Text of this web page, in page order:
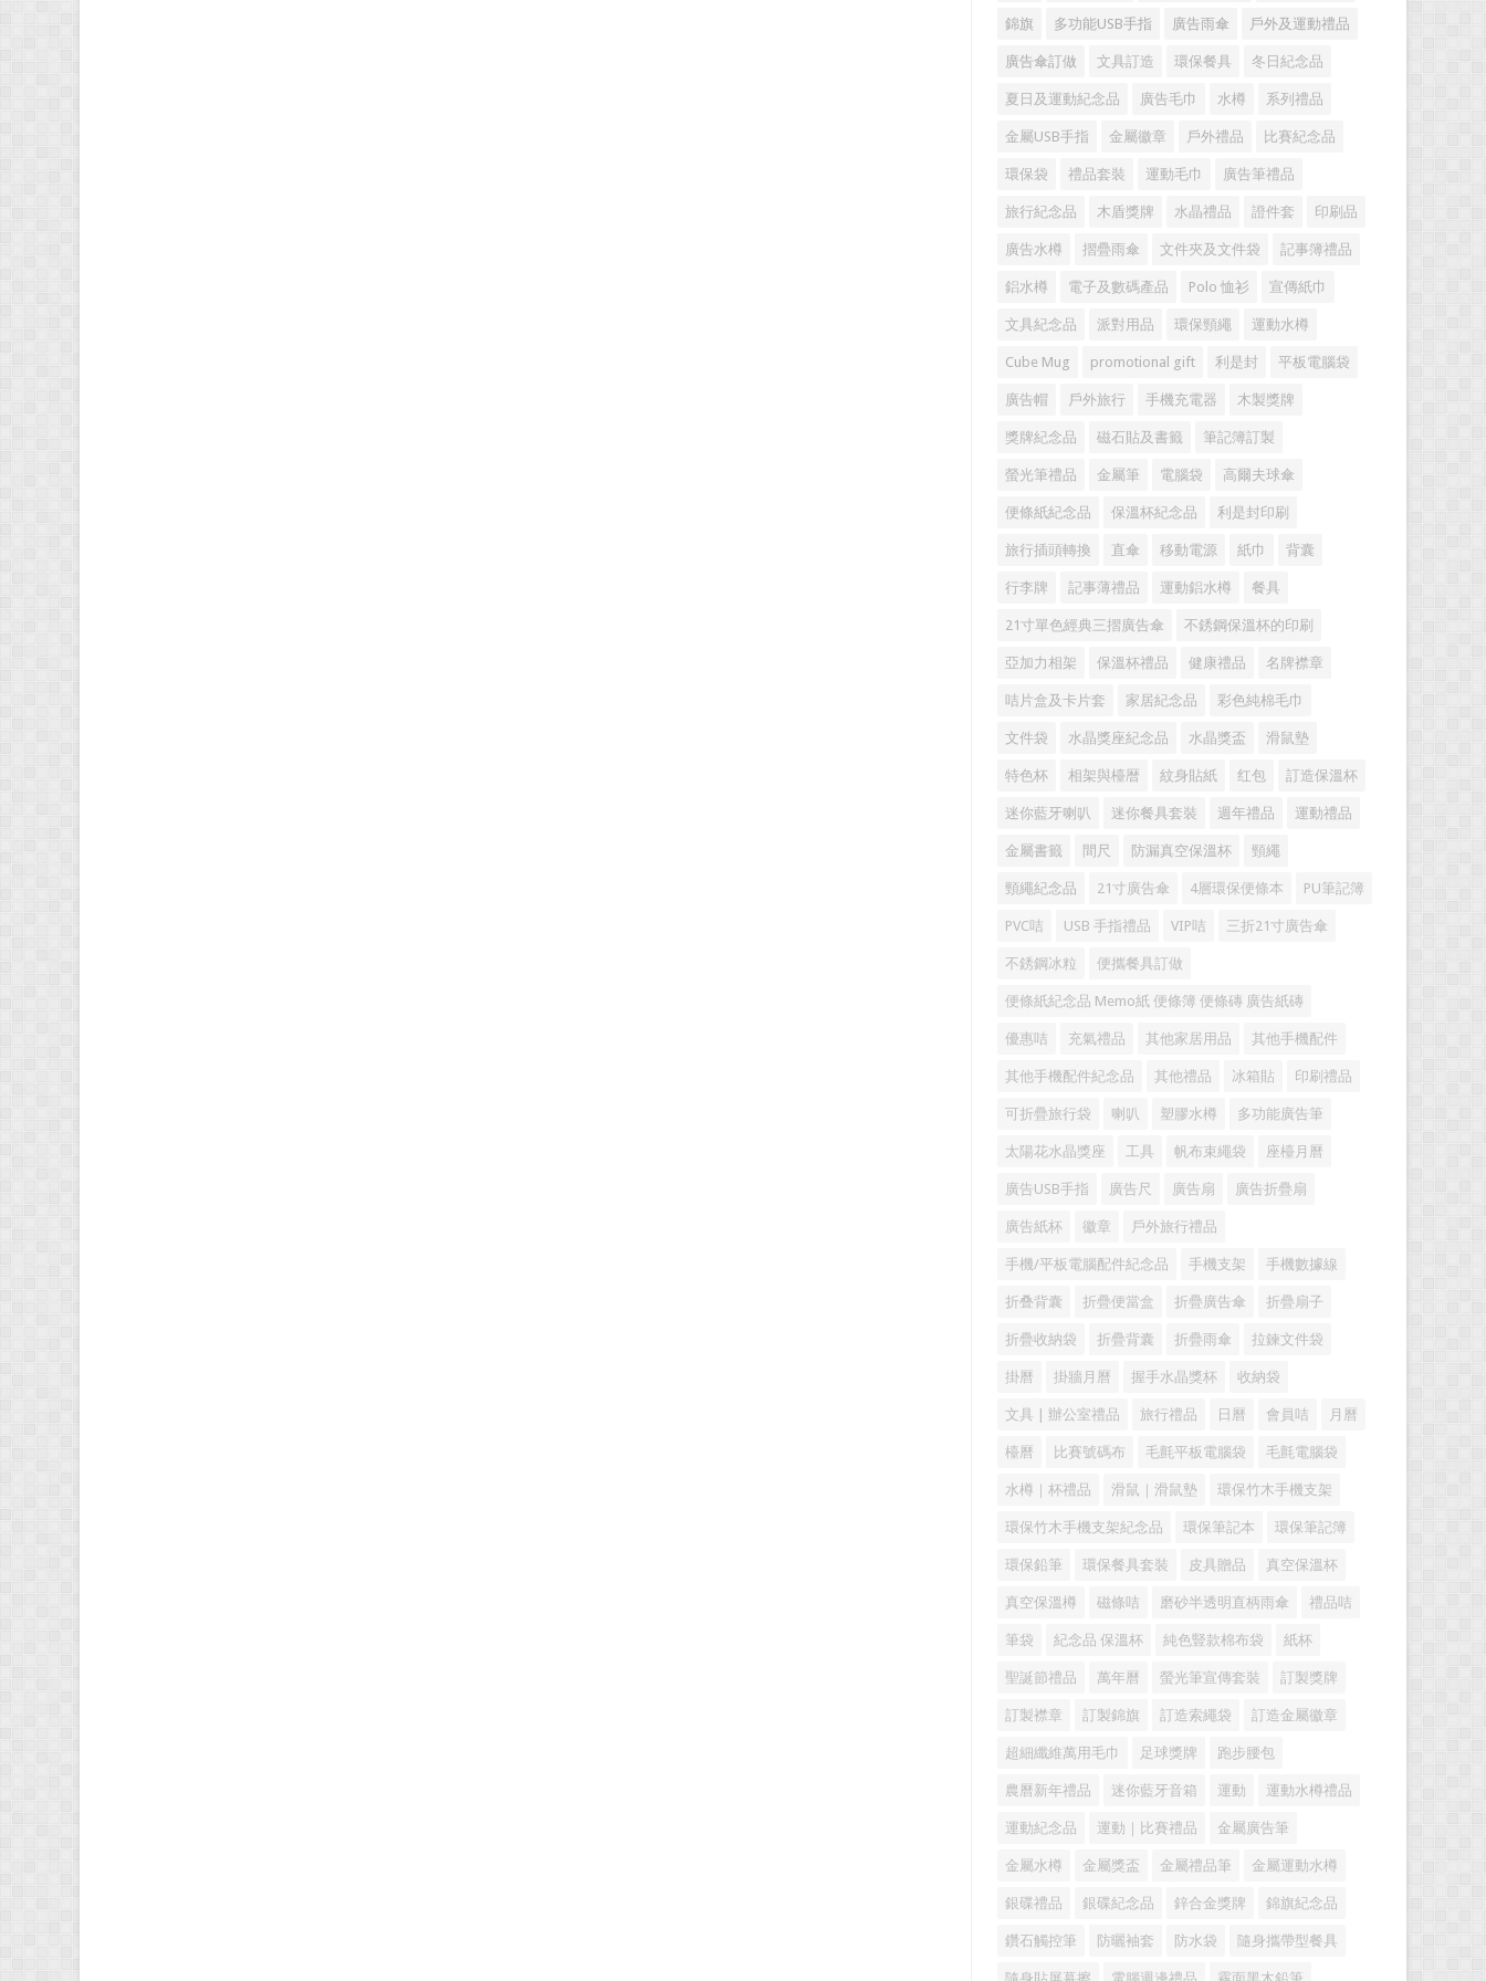
錦旗 多功能USB手指 廣告雨傘 戶外及運動禮品
廣告傘訂做 文具訂造 環保餐具 冬日紀念品
夏日及運動紀念品 廣告毛巾 水樽 系列禮品
金屬USB手指 金屬徽章 戶外禮品 比賽紀念品
環保袋 禮品套裝 運動毛巾 廣告筆禮品
旅行紀念品 木盾獎牌 水晶禮品 證件套 印刷品
廣告水樽 摺疊雨傘 文件夾及文件袋 記事簿禮品
鋁水樽 電子及數碼產品 Polo 恤衫 宣傳紙巾
文具紀念品 派對用品 環保頸繩 運動水樽
Cube Mug promotional gift 利是封 平板電腦袋
廣告帽 戶外旅行 手機充電器 木製獎牌
獎牌紀念品 磁石貼及書籤 筆記簿訂製
螢光筆禮品 金屬筆 電腦袋 高爾夫球傘
便條紙紀念品 保溫杯紀念品 利是封印刷
旅行插頭轉換 直傘 移動電源 紙巾 背囊
行李牌 記事薄禮品 運動鋁水樽 餐具
21寸單色經典三摺廣告傘 不銹鋼保溫杯的印刷
亞加力相架 保溫杯禮品 健康禮品 名牌襟章
咭片盒及卡片套 家居紀念品 彩色純棉毛巾
文件袋 水晶獎座紀念品 水晶獎盃 滑鼠墊
特色杯 相架與檯暦 紋身貼紙 红包 訂造保溫杯
迷你藍牙喇叭 迷你餐具套裝 週年禮品 運動禮品
金屬書籤 間尺 防漏真空保溫杯 頸繩
頸繩紀念品 21寸廣告傘 4層環保便條本 PU筆記簿
PVC咭 USB 手指禮品 VIP咭 三折21寸廣告傘
不銹鋼冰粒 便攜餐具訂做
便條紙紀念品 Memo紙 便條簿 便條磚 廣告紙磚
優惠咭 充氣禮品 其他家居用品 其他手機配件
其他手機配件紀念品 其他禮品 冰箱貼 印刷禮品
可折疊旅行袋 喇叭 塑膠水樽 多功能廣告筆
太陽花水晶獎座 工具 帆布束繩袋 座檯月曆
廣告USB手指 廣告尺 廣告扇 廣告折疊扇
廣告紙杯 徽章 戶外旅行禮品
手機/平板電腦配件紀念品 手機支架 手機數據線
折叠背囊 折疊便當盒 折疊廣告傘 折疊扇子
折疊收納袋 折疊背囊 折疊雨傘 拉鍊文件袋
掛曆 掛牆月曆 握手水晶獎杯 收納袋
文具 | 辦公室禮品 旅行禮品 日曆 會員咭 月曆
檯曆 比賽號碼布 毛氈平板電腦袋 毛氈電腦袋
水樽｜杯禮品 滑鼠｜滑鼠墊 環保竹木手機支架
環保竹木手機支架紀念品 環保筆記本 環保筆記簿
環保鉛筆 環保餐具套裝 皮具贈品 真空保溫杯
真空保溫樽 磁條咭 磨砂半透明直柄雨傘 禮品咭
筆袋 紀念品 保溫杯 純色豎款棉布袋 紙杯
聖誕節禮品 萬年曆 螢光筆宣傳套裝 訂製獎牌
訂製襟章 訂製錦旗 訂造索繩袋 訂造金屬徽章
超細纖維萬用毛巾 足球獎牌 跑步腰包
農曆新年禮品 迷你藍牙音箱 運動 運動水樽禮品
運動紀念品 運動｜比賽禮品 金屬廣告筆
金屬水樽 金屬獎盃 金屬禮品筆 金屬運動水樽
銀碟禮品 銀碟紀念品 鋅合金獎牌 錦旗紀念品
鑽石觸控筆 防曬袖套 防水袋 隨身攜帶型餐具